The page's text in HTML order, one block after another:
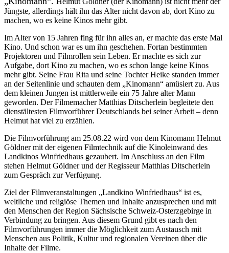
Jüngste, allerdings hält ihn das Alter nicht davon ab, dort Kino zu
machen, wo es keine Kinos mehr gibt.
Im Alter von 15 Jahren fing für ihn alles an, er machte das erste Mal
Kino. Und schon war es um ihn geschehen. Fortan bestimmten
Projektoren und Filmrollen sein Leben. Er machte es sich zur
Aufgabe, dort Kino zu machen, wo es schon lange keine Kinos
mehr gibt. Seine Frau Rita und seine Tochter Heike standen immer
an der Seitenlinie und schauten dem „Kinomann“ amüsiert zu. Aus
dem kleinen Jungen ist mittlerweile ein 75 Jahre alter Mann
geworden. Der Filmemacher Matthias Ditscherlein begleitete den
dienstältesten Filmvorführer Deutschlands bei seiner Arbeit – denn
Helmut hat viel zu erzählen.
Die Filmvorführung am 25.08.22 wird von dem Kinomann Helmut
Göldner mit der eigenen Filmtechnik auf die Kinoleinwand des
Landkinos Winfriedhaus gezaubert. Im Anschluss an den Film
stehen Helmut Göldner und der Regisseur Matthias Ditscherlein
zum Gespräch zur Verfügung.
Ziel der Filmveranstaltungen „Landkino Winfriedhaus“ ist es,
weltliche und religiöse Themen und Inhalte anzusprechen und mit
den Menschen der Region Sächsische Schweiz-Osterzgebirge in
Verbindung zu bringen. Aus diesem Grund gibt es nach den
Filmvorführungen immer die Möglichkeit zum Austausch mit
Menschen aus Politik, Kultur und regionalen Vereinen über die
Inhalte der Filme.